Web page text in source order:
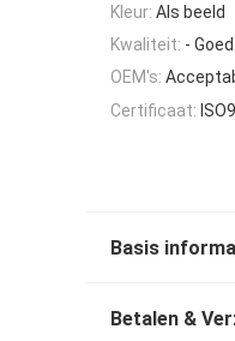
Kleur: Als beeld
Kwaliteit: - Goed.
OEM's:
Certificaat:
Basis
Betalen &